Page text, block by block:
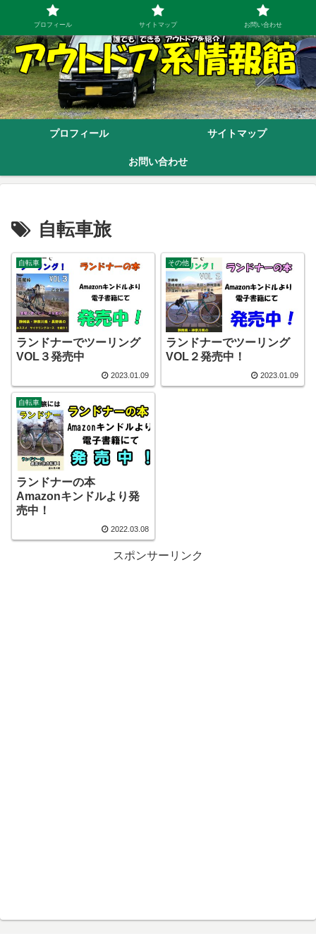
プロフィール サイトマップ
お問い合わせ
自転車旅
自転車
ランドナーでツーリング
VOL３発売中
2023.01.09
その他
ランドナーでツーリング
VOL２発売中！
2023.01.09
自転車
ランドナーの本
Amazonキンドルより発
売中！
2022.03.08
スポンサーリンク
プロフィール サイトマップ お問い合わせ